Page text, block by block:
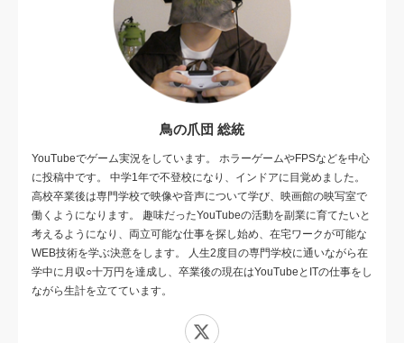
鳥の爪団 総統
YouTubeでゲーム実況をしています。 ホラーゲームやFPSなどを中心
に投稿中です。 中学1年で不登校になり、インドアに目覚めました。
高校卒業後は専門学校で映像や音声について学び、映画館の映写室で
働くようになります。 趣味だったYouTubeの活動を副業に育てたいと
考えるようになり、両立可能な仕事を探し始め、在宅ワークが可能な
WEB技術を学ぶ決意をします。 人生2度目の専門学校に通いながら在
学中に月収○十万円を達成し、卒業後の現在はYouTubeとITの仕事をし
ながら生計を立てています。